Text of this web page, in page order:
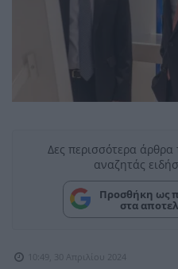
Δες περισσότερα
αναζητάς
Προσθήκη ως
στα
10:49, 30 Απριλίου 2024